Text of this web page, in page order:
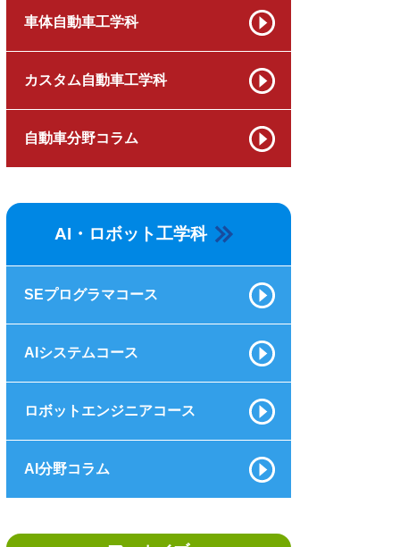
車体自動車工学科
カスタム自動車工学科
自動車分野コラム
AI・ロボット工学科
SEプログラマコース
AIシステムコース
ロボットエンジニアコース
AI分野コラム